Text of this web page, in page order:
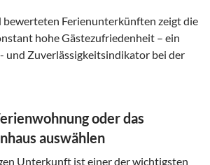
bewerteten Ferienunterkünften zeigt die
hohe Gästezufriedenheit – ein
und Zuverlässigkeitsindikator bei der
oder das
auswählen
Unterkunft ist einer der wichtigsten